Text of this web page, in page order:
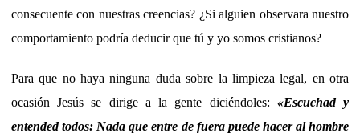
consecuente con nuestras creencias? ¿Si alguien observara nuestro
comportamiento podría deducir que tú y yo somos cristianos?
Para que no haya ninguna duda sobre la limpieza legal, en otra
ocasión Jesús se dirige a la gente diciéndoles: «Escuchad y
entended todos: Nada que entre de fuera puede hacer al hombre